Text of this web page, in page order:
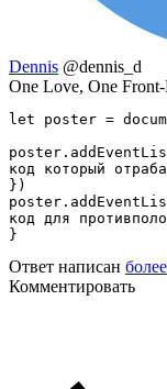
Dennis @dennis_d
One Love, One
let poster =
код который
})
код для
}
Ответ написан
Комментировать